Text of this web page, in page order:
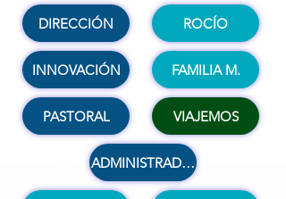
DIRECCIÓN
INNOVACIÓN
PASTORAL
ROCÍO
FAMILIA M.
VIAJEMOS
ADMINISTRADORES